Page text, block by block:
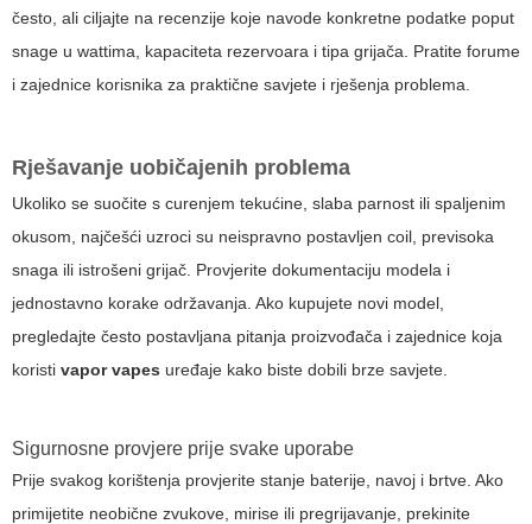
često, ali ciljajte na recenzije koje navode konkretne podatke poput
snage u wattima, kapaciteta rezervoara i tipa grijača. Pratite forume
i zajednice korisnika za praktične savjete i rješenja problema.
Rješavanje uobičajenih problema
Ukoliko se suočite s curenjem tekućine, slaba parnost ili spaljenim
okusom, najčešći uzroci su neispravno postavljen coil, previsoka
snaga ili istrošeni grijač. Provjerite dokumentaciju modela i
jednostavno korake održavanja. Ako kupujete novi model,
pregledajte često postavljana pitanja proizvođača i zajednice koja
koristi vapor vapes uređaje kako biste dobili brze savjete.
Sigurnosne provjere prije svake uporabe
Prije svakog korištenja provjerite stanje baterije, navoj i brtve. Ako
primijetite neobične zvukove, mirise ili pregrijavanje, prekinite